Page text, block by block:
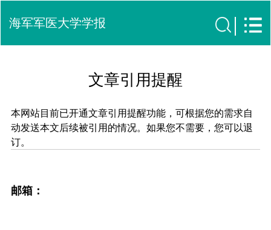
海军军医大学学报
文章引用提醒
本网站目前已开通文章引用提醒功能，可根据您的需求自
动发送本文后续被引用的情况。如果您不需要，您可以退
订。
邮箱：